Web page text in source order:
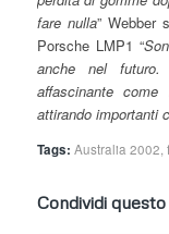
fare nulla” Webber
Porsche LMP1 “
anche nel
affascinante
attirando importanti
Tags: Australia 2002
Condividi